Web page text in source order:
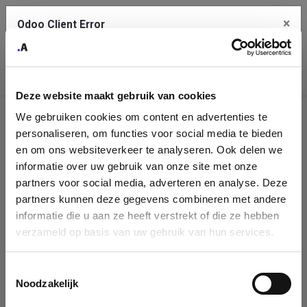
Deze website maakt gebruik van cookies
We gebruiken cookies om content en advertenties te
personaliseren, om functies voor social media te bieden
en om ons websiteverkeer te analyseren. Ook delen we
informatie over uw gebruik van onze site met onze
partners voor social media, adverteren en analyse. Deze
partners kunnen deze gegevens combineren met andere
informatie die u aan ze heeft verstrekt of die ze hebben
verzameld op basis van uw gebruik van hun services.
Noodzakelijk
Company
Identification
Please fill in your company details
You can search a company in our database by name, VAT or
enterprise ID. When a company is selected it will auto-complete the
form. If you don't find your company in our database, you can create
Odoo Client Error ×
service.
See details
Ok